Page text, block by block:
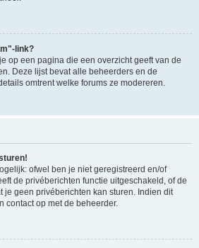
link?
op een pagina die een overzicht geeft van de
Deze lijst bevat alle beheerders en de
omtrent welke forums ze modereren.
ofwel ben je niet geregistreerd en/of
de privéberichten functie uitgeschakeld, of de
je geen privéberichten kan sturen. Indien dit
contact op met de beheerder.